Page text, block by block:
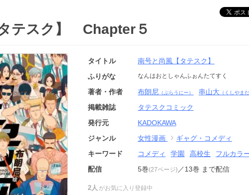
テスク】 Chapter５
タイトル
南号と尚風【タテスク】
ふりがな
なんはおとしゃんふぉんたてすく
著者・作者 布朗尼 （ぶらうにー） 串山大 （くしやまだ
掲載雑誌
タテスクコミック
発行元
KADOKAWA
ジャンル
女性漫画
ギャグ・コメディ
キーワード
コメディ 学園 高校生 フルカラ
配信
5巻(27ページ) ／13巻 まで配信
2人 がお気に入り登録中